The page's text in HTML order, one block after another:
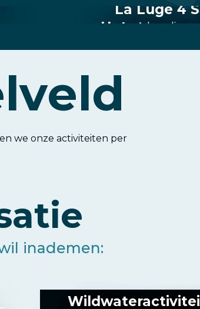
La Luge 4
Adrenaline
Het meer van
we onze activiteiten per
inademen: